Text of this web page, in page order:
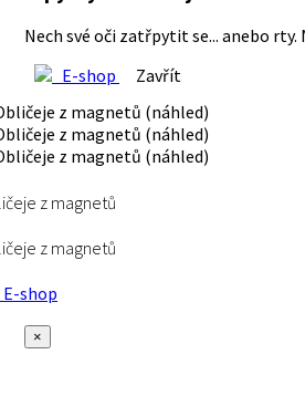
Nech své oči zatřpytit se... anebo rty.
E-shop
Zavřít
z magnetů
z magnetů
shop
×